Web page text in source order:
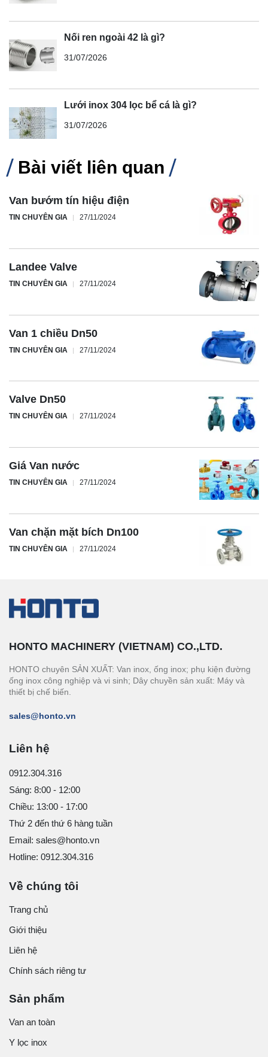
Nối ren ngoài 42 là gì?
31/07/2026
Lưới inox 304 lọc bể cá là gì?
31/07/2026
Bài viết liên quan
Van bướm tín hiệu điện
TIN CHUYÊN GIA 27/11/2024
Landee Valve
TIN CHUYÊN GIA 27/11/2024
Van 1 chiều Dn50
TIN CHUYÊN GIA 27/11/2024
Valve Dn50
TIN CHUYÊN GIA 27/11/2024
Giá Van nước
TIN CHUYÊN GIA 27/11/2024
Van chặn mặt bích Dn100
TIN CHUYÊN GIA 27/11/2024
HONTO MACHINERY (VIETNAM) CO.,LTD.
HONTO chuyên SẢN XUẤT: Van inox, ống inox; phụ kiện đường
ống inox công nghiệp và vi sinh; Dây chuyền sản xuất: Máy và
thiết bị chế biến.
sales@honto.vn
Liên hệ
0912.304.316
Sáng: 8:00 - 12:00
Chiều: 13:00 - 17:00
Thứ 2 đến thứ 6 hàng tuần
Email: sales@honto.vn
Hotline: 0912.304.316
Về chúng tôi
Trang chủ
Giới thiệu
Liên hệ
Chính sách riêng tư
Sản phẩm
Van an toàn
Y lọc inox